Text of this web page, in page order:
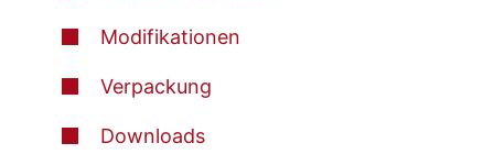
Modifikationen
Verpackung
Downloads